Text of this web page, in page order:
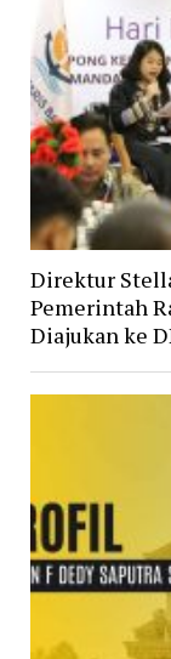
Direktur
Pemerintah
Diajukan ke